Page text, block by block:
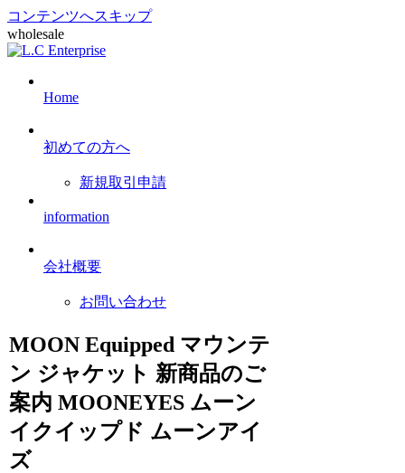
コンテンツへスキップ
wholesale
Home
初めての方へ
新規取引申請
information
会社概要
お問い合わせ
MOON Equipped マウンテ
ン ジャケット 新商品のご
案内 MOONEYES ムーン
イクイップド ムーンアイ
ズ